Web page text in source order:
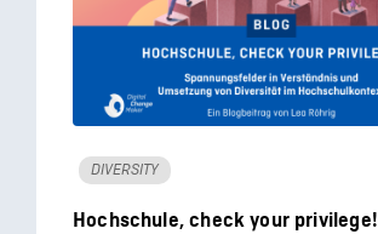
DIVERSITY
Hochschule, check your privilege!